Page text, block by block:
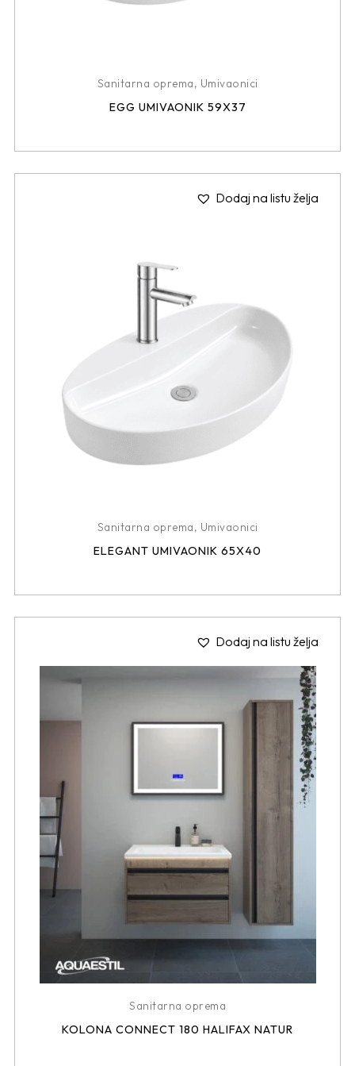
Sanitarna oprema, Umivaonici
EGG UMIVAONIK 59X37
Dodaj na listu želja
Sanitarna oprema, Umivaonici
ELEGANT UMIVAONIK 65X40
Dodaj na listu želja
Sanitarna oprema
KOLONA CONNECT 180 HALIFAX NATUR